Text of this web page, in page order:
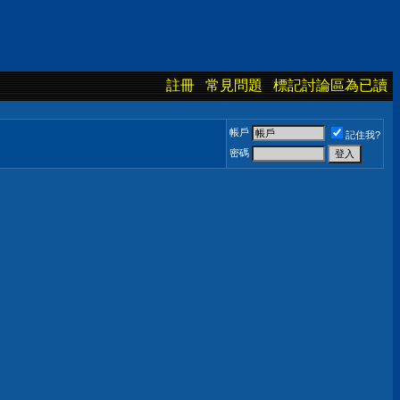
註冊 常見問題 標記討論區為已讀
帳戶
記住我?
密碼